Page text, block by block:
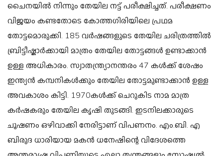
ചൈനയിൽ നിന്നും തേയില നട്ട് പരീക്ഷിച്ചത്. പരീക്ഷണം
വിജയം കണ്ടതോടെ കോത്തഗിരിയിലെ പ്രഥമ
തോട്ടമൊരുക്കി. 185 വർഷങ്ങളുടെ തേയില ചരിത്രത്തിൽ
ബ്രിട്ടീഷ്കാർക്കായി മാത്രം തേയില തോട്ടങ്ങൾ ഉണ്ടാക്കാൻ
ഉള്ള അധികാരം. സ്വാതന്ത്ര്യാനന്തരം 47 കൾക്ക് ശേഷം
ഇന്ത്യൻ കമ്പനികൾക്കും തേയില തോട്ടമുണ്ടാക്കാൻ ഉള്ള
അവകാശം കിട്ടി. 1970കൾക്ക് ചെറുകിട നാമ മാത്ര
കർഷകരും തേയില കൃഷി തുടങ്ങി. ഇടനിലക്കാരുടെ
ചൂഷണം ഒഴിവാക്കി നേരിട്ടാണ് വിപണനം. എം.ബി. എ
ബിരുദ ധാരിയായ മകൻ ധനേഷിന്റെ വിദേശത്തെ